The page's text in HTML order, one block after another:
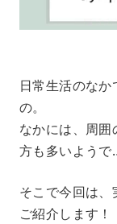
日常生活のな
の。
なかには、周囲
方も多いようで
そこで今回は、
ご紹介します！